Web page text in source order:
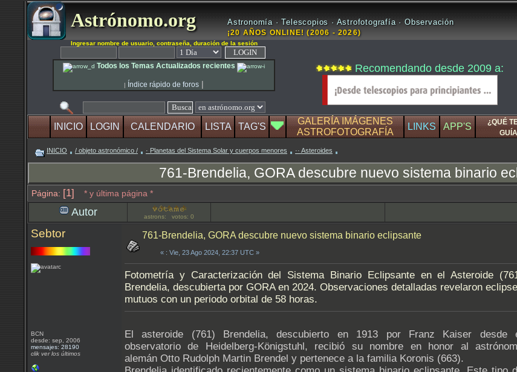
Astrónomo.org Astronomía · Telescopios · Astrofotografía · Observación
¡20 AÑOS ONLINE! (2006 - 2026)
Ingresar nombre de usuario, contraseña, duración de la sesión
Todos los Temas Actualizados recientes
| Índice rápido de foros |
Recomendando desde 2009 a:
INICIO LOGIN CALENDARIO LISTA TAG'S
GALERÍA IMÁGENES
ASTROFOTOGRAFÍA
LINKS APP'S
¿QUÉ
INICIO / objeto astronómico / · Planetas del Sistema Solar y cuerpos menores ·· Asteroides
761-Brendelia, GORA descubre nuevo sistema binario
Página: [1] * y última página *
Autor astrons: votos: 0
Sebtor
BCN
desde: sep, 2006
mensajes: 28190
clik ver los últimos
761-Brendelia, GORA descubre nuevo sistema binario eclipsante
« : Vie, 23 Ago 2024, 22:37 UTC »
Fotometría y Caracterización del Sistema Binario Eclipsante en el Asteroide
Brendelia, descubierta por GORA en 2024. Observaciones detalladas revelaron
mutuos con un periodo orbital de 58 horas.
El asteroide (761) Brendelia, descubierto en 1913 por Franz Kaiser desde
observatorio de Heidelberg-Königstuhl, recibió su nombre en honor al
alemán Otto Rudolph Martin Brendel y pertenece a la familia Koronis (663).